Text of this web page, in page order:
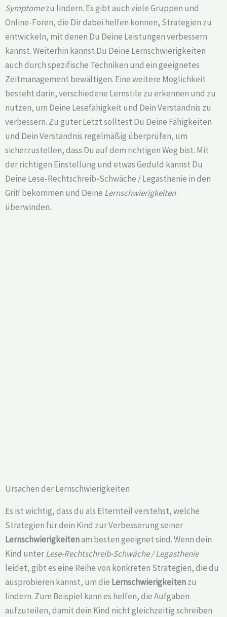
Symptomezu lindern. Es gibt auch viele Gruppen und
Online-Foren, die Dir dabei helfen können, Strategien zu
entwickeln, mit denen Du Deine Leistungen verbessern
kannst. Weiterhin kannst Du Deine Lernschwierigkeiten
auch durch spezifische Techniken und ein geeignetes
Zeitmanagement bewältigen. Eine weitere Möglichkeit
besteht darin, verschiedene Lernstile zu erkennen und zu
nutzen, um Deine Lesefähigkeit und Dein Verständnis zu
verbessern. Zu guter Letzt solltest Du Deine Fähigkeiten
und Dein Verständnis regelmäßig überprüfen, um
sicherzustellen, dass Du auf dem richtigen Weg bist. Mit
der richtigen Einstellung und etwas Geduld kannst Du
Deine Lese-Rechtschreib-Schwäche / Legasthenie in den
Griff bekommen und Deine Lernschwierigkeiten
überwinden.
Ursachen der Lernschwierigkeiten
Es ist wichtig, dass du als Elternteil verstehst, welche
Strategien für dein Kind zur Verbesserung seiner
Lernschwierigkeitenam besten geeignet sind. Wenn dein
Kind unterLese-Rechtschreib-Schwäche / Legasthenie
leidet, gibt es eine Reihe von konkreten Strategien, die du
ausprobieren kannst, um die Lernschwierigkeitenzu
lindern. Zum Beispiel kann es helfen, die Aufgaben
aufzuteilen, damit dein Kind nicht gleichzeitig schreiben